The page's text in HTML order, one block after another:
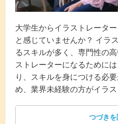
大学生からイラストレータ
と感じていませんか？ イラ
るスキルが多く、専門性の
ストレーターになるために
り、スキルを身につける必
め、業界未経験の方がイラス
つづきを